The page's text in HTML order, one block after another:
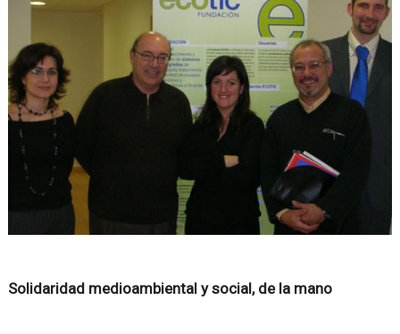
Solidaridad medioambiental y social, de la mano